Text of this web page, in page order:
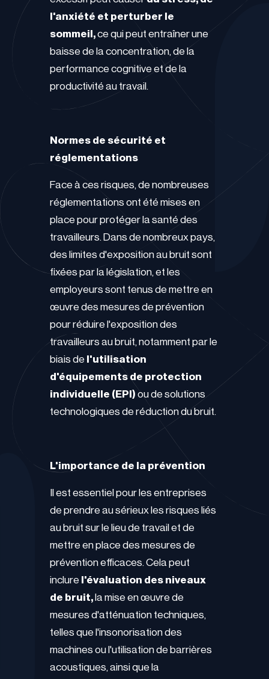
l'anxiété et perturber le
sommeil,ce qui peut entraîner une
baisse de la concentration, de la
performance cognitive et de la
productivité au travail.
Normes de sécurité et
réglementations
Face à ces risques, de nombreuses
réglementations ont été mises en
place pour protéger la santé des
travailleurs. Dans de nombreux pays,
des limites d'exposition au bruit sont
fixées par la législation, et les
employeurs sont tenus de mettre en
œuvre des mesures de prévention
pour réduire l'exposition des
travailleurs au bruit, notamment par le
biais de l'utilisation
d'équipements de protection
individuelle (EPI) ou de solutions
technologiques de réduction du bruit.
L'importance de la prévention
Il est essentiel pour les entreprises
de prendre au sérieux les risques liés
au bruit sur le lieu de travail et de
mettre en place des mesures de
prévention efficaces. Cela peut
inclure l'évaluation des niveaux
de bruit,la mise en œuvre de
mesures d'atténuation techniques,
telles que l'insonorisation des
machines ou l'utilisation de barrières
acoustiques, ainsi que la